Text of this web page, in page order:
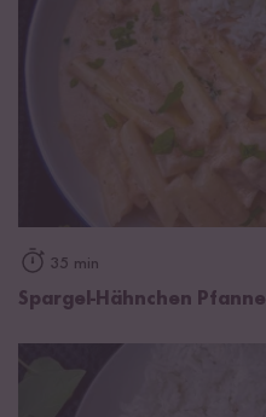
35 min
Spargel-Hähnchen Pfanne